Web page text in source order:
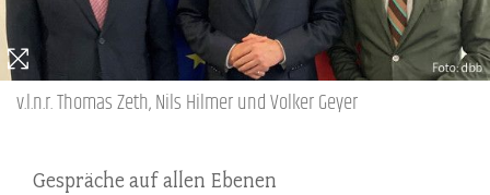
v.l.n.r. Thomas Zeth, Nils Hilmer und Volker Geyer
Gespräche auf allen Ebenen